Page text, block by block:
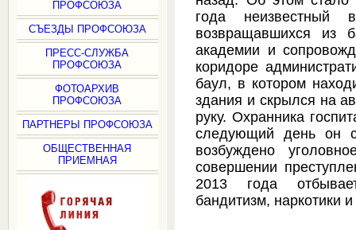
ПРОФСОЮЗА
СЪЕЗДЫ ПРОФСОЮЗА
ПРЕСС-СЛУЖБА
ПРОФСОЮЗА
ФОТОАРХИВ
ПРОФСОЮЗА
ПАРТНЕРЫ ПРОФСОЮЗА
ОБЩЕСТВЕННАЯ
ПРИЕМНАЯ
года
возвращавшихся из
академии и
коридоре
баул, в котором
здания и скрылся на
руку. Охранника
следующий день он
возбуждено
совершении
2013 года
бандитизм, наркотики